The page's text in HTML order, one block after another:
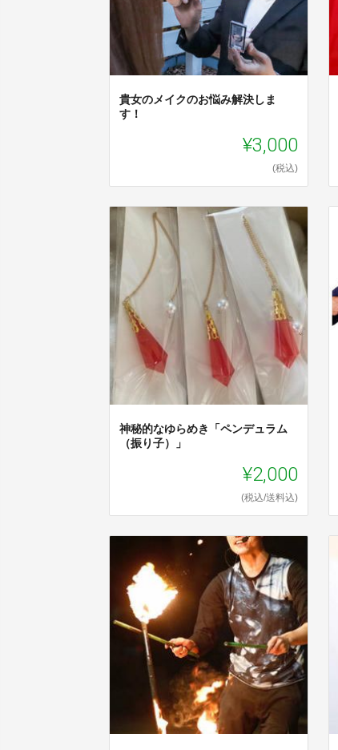
貴女のメイクのお悩み解決しま
す！
¥3,000
(税込)
神秘的なゆらめき「ペンデュラム
（振り子）」
¥2,000
(税込/送料込)